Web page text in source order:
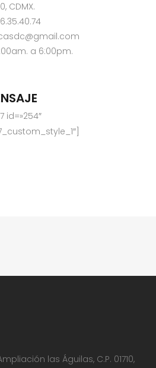
CDMX.
a 6:00pm.
id=»254″
las Águilas, C.P. 01710,